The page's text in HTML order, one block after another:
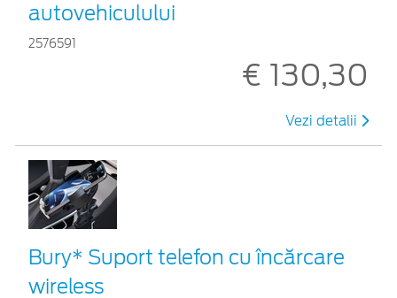
autovehiculului
2576591
€ 130,30
Vezi detalii
Bury* Suport telefon cu încărcare
wireless